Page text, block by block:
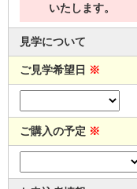
いたします。
見学について
ご見学希望日 ※
ご購入の予定 ※